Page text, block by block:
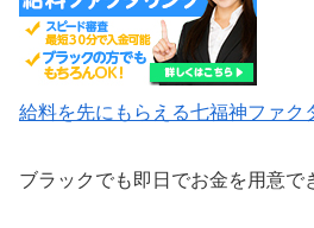
給料を先にもらえる七福神ファク
ブラックでも即日でお金を用意で